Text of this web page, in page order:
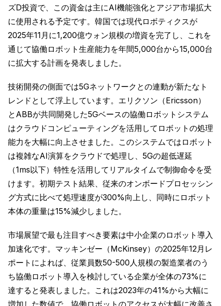
ズD投資で、この資金は主にAI機能強化とアジア市場拡大
に使用される予定です。韓国では現代ロボティクスが
2025年11月に1,200億ウォン規模の増資を完了し、これを
通じて協働ロボット生産能力を年間5,000台から15,000台
に拡大する計画を発表しました。
技術開発の側面では5Gネットワークとの連動が新たなト
レンドとして浮上しています。エリクソン（Ericsson）
とABBが共同開発した5Gベースの協働ロボットシステム
はクラウドコンピューティングを活用してロボットの処理
能力を大幅に向上させました。このシステムではロボット
は複雑なAI演算をクラウドで処理し、5Gの超低遅延
（1ms以下）特性を活用してリアルタイムで制御命令を受
けます。初期テスト結果、従来のオンボードプロセッシン
グ方式に比べて処理速度が300%向上し、同時にロボット
本体の重量は15%減少しました。
市場展望で最も注目すべき要素は中小企業のロボット導入
加速化です。マッキンゼー（McKinsey）の2025年12月レ
ポートによれば、従業員数50-500人規模の製造業者のう
ち協働ロボット導入を検討している企業が全体の73%に
達すると発表しました。これは2023年の41%から大幅に
増加した数値で、協働ロボットのアクセスが大幅に改善さ